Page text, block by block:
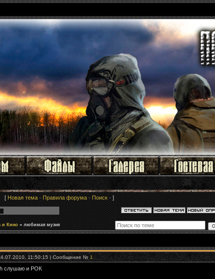
[ Новая тема · Правила форума · Поиск · ]
и Кино » любимая музня
11:50:15 | Сообщение № 1
слушаю и РОК